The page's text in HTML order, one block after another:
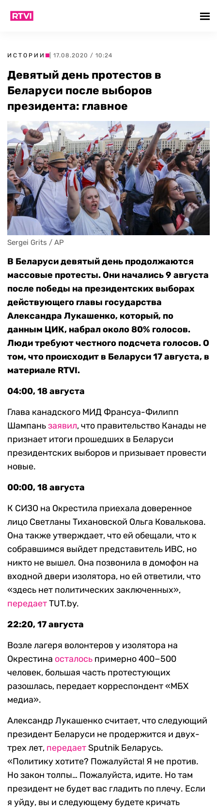
ИСТОРИИ | 17.08.2020 / 10:24
Девятый день протестов в
Беларуси после выборов
президента: главное
Sergei Grits / AP
В Беларуси девятый день продолжаются
массовые протесты. Они начались 9 августа
после победы на президентских выборах
действующего главы государства
Александра Лукашенко, который, по
данным ЦИК, набрал около 80% голосов.
Люди требуют честного подсчета голосов. О
том, что происходит в Беларуси 17 августа, в
материале RTVI.
04:00, 18 августа
Глава канадского МИД Франсуа-Филипп
Шампаньзаявил, что правительство Канады не
признает итоги прошедших в Беларуси
президентских выборов и призывает провести
новые.
00:00, 18 августа
К СИЗО на Окрестила приехала доверенное
лицо Светланы Тихановской Ольга Ковалькова.
Она также утверждает, что ей обещали, что к
собравшимся выйдет представитель ИВС, но
никто не вышел. Она позвонила в домофон на
входной двери изолятора, но ей ответили, что
«здесь нет политических заключенных»,
передаетTUT.by.
22:20, 17 августа
Возле лагеря волонтеров у изолятора на
Окрестина осталось примерно 400−500
человек, большая часть протестующих
разошлась, передает корреспондент «МБХ
медиа».
Александр Лукашенко считает, что следующий
президент Беларуси не продержится и двух-
трех лет, передаетSputnik Беларусь.
«Политику хотите? Пожалуйста! Я не против.
Но закон толпы… Пожалуйста, идите. Но там
президент не будет вас гладить по плечу. Если
я уйду, вы и следующему будете кричать